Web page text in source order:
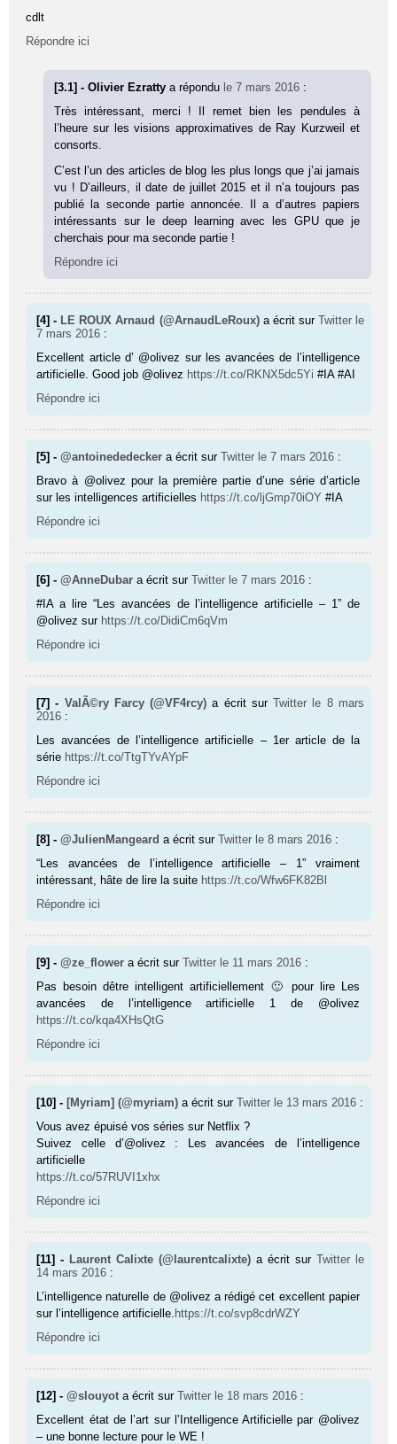
cdlt
Répondre ici
[3.1] - Olivier Ezrattya répondu le 7 mars 2016 :
Très intéressant, merci ! Il remet bien les pendules à
l’heure sur les visions approximatives de Ray Kurzweil et
consorts.
C’est l’un des articles de blog les plus longs que j’ai jamais
vu ! D’ailleurs, il date de juillet 2015 et il n’a toujours pas
publié la seconde partie annoncée. Il a d’autres papiers
intéressants sur le deep learning avec les GPU que je
cherchais pour ma seconde partie !
Répondre ici
[4] - LE ROUX Arnaud (@ArnaudLeRoux) a écrit sur Twitter le
7 mars 2016 :
Excellent article d’ @olivez sur les avancées de l’intelligence
artificielle. Good job @olivez https://t.co/RKNX5dc5Yi #IA #AI
Répondre ici
[5] -@antoinededecker a écrit surTwitter le 7 mars 2016 :
Bravo à @olivez pour la première partie d’une série d’article
sur les intelligences artificielles https://t.co/ljGmp70iOY #IA
Répondre ici
[6] -@AnneDubar a écrit surTwitter le 7 mars 2016 :
#IA a lire “Les avancées de l’intelligence artificielle – 1” de
@olivez sur https://t.co/DidiCm6qVm
Répondre ici
[7] - ValÃ©ry Farcy (@VF4rcy) a écrit surTwitter le 8 mars
2016 :
Les avancées de l’intelligence artificielle – 1er article de la
série https://t.co/TtgTYvAYpF
Répondre ici
[8] -@JulienMangeard a écrit surTwitter le 8 mars 2016 :
“Les avancées de l’intelligence artificielle – 1” vraiment
intéressant, hâte de lire la suite https://t.co/Wfw6FK82Bl
Répondre ici
[9] -@ze_flower a écrit surTwitter le 11 mars 2016 :
Pas besoin dêtre intelligent artificiellement 🙂 pour lire Les
avancées de l’intelligence artificielle 1 de @olivez
https://t.co/kqa4XHsQtG
Répondre ici
[10] - [Myriam] (@myriam) a écrit surTwitter le 13 mars 2016 :
Vous avez épuisé vos séries sur Netflix ?
Suivez celle d’@olivez : Les avancées de l’intelligence
artificielle
https://t.co/57RUVI1xhx
Répondre ici
[11] - Laurent Calixte (@laurentcalixte) a écrit sur Twitter
le
14 mars 2016 :
L’intelligence naturelle de @olivez a rédigé cet excellent papier
sur l’intelligence artificielle. https://t.co/svp8cdrWZY
Répondre ici
[12] -@slouyot a écrit surTwitter le 18 mars 2016 :
Excellent état de l’art sur l’Intelligence Artificielle par @olivez
– une bonne lecture pour le WE !